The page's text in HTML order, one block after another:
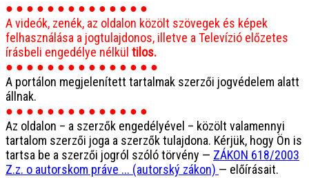
● ● ● ● ● ● ● ● ● ● ● ● ● ●
A videók, zenék, az oldalon közölt szövegek és képek
felhasználása a jogtulajdonos, illetve a Televízió előzetes
írásbeli engedélye nélkül tilos.
● ● ● ● ● ● ● ● ● ● ● ● ● ● ●
A portálon megjelenített tartalmak szerzői jogvédelem alatt
állnak.
● ● ● ● ● ● ● ● ● ● ● ● ● ●
Az oldalon – a szerzők engedélyével – közölt valamennyi
tartalom szerzői joga a szerzők tulajdona. Kérjük, hogy Ön is
tartsa be a szerzői jogról szóló törvény — ZÁKON 618/2003
Z.z. o autorskom práve ... (autorský zákon) — előírásait.